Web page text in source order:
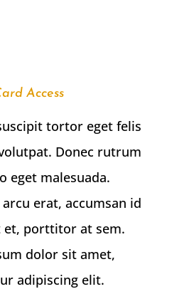
Access
tortor eget felis
Donec rutrum
eget malesuada.
erat, accumsan id
et, porttitor at sem.
dolor sit amet,
adipiscing elit.